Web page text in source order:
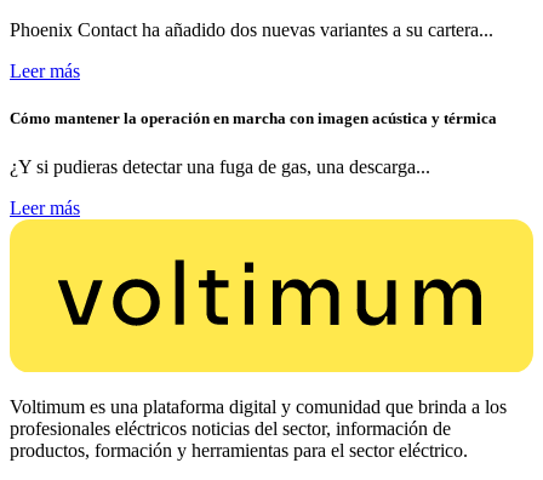
Phoenix Contact ha añadido dos nuevas variantes a su cartera...
Leer más
Cómo mantener la operación en marcha con imagen acústica y térmica
¿Y si pudieras detectar una fuga de gas, una descarga...
Leer más
Voltimum es una plataforma digital y comunidad que brinda a los
profesionales eléctricos noticias del sector, información de
productos, formación y herramientas para el sector eléctrico.